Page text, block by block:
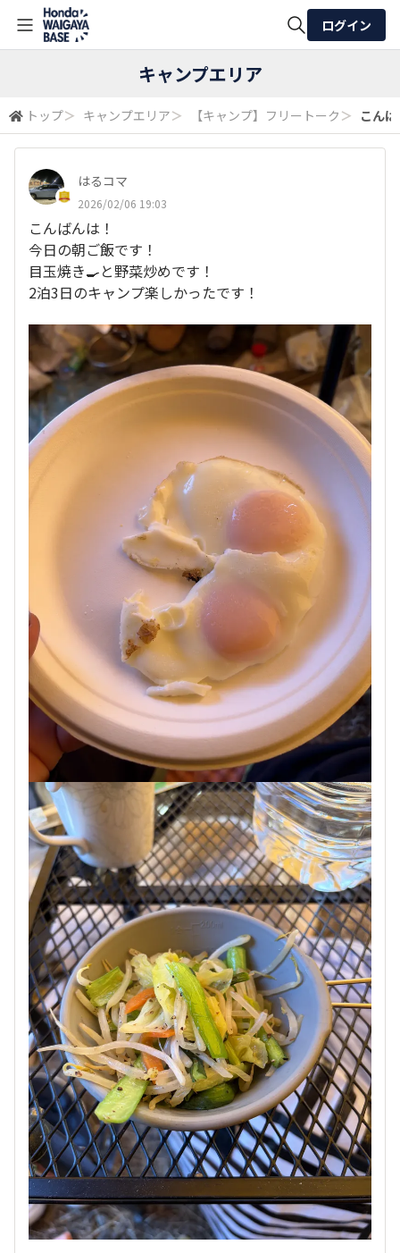
検索
ログイン
キャンプエリア
トップ＞ キャンプエリア＞ 【キャンプ】フリートーク ＞ こん
はるコマ
2026/02/06 19:03
こんばんは！
今日の朝ご飯です！
目玉焼き🍳と野菜炒めです！
2泊3日のキャンプ楽しかったです！